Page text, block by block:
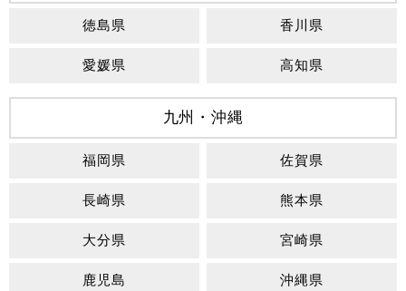
徳島県 香川県
愛媛県 高知県
九州・沖縄
福岡県 佐賀県
長崎県 熊本県
大分県 宮崎県
鹿児島 沖縄県